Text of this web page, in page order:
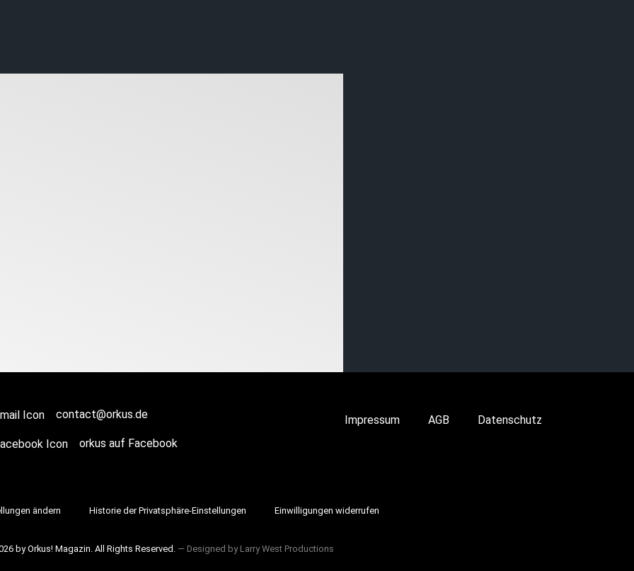
contact@orkus.de
orkus auf Facebook
Impressum AGB Datenschutz
ändern Historie der Privatsphäre-Einstellungen Einwilligungen widerrufen
by Orkus! Magazin. All Rights Reserved. ― Designed by Larry West Productions